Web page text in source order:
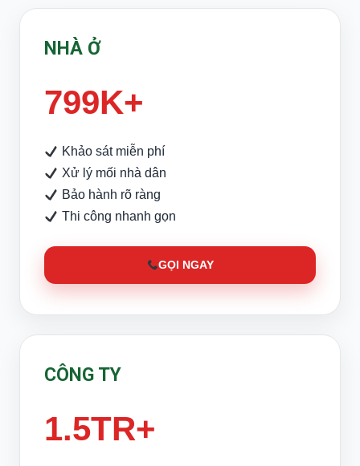
NHÀ Ở
799K+
Khảo sát miễn phí
Xử lý mối nhà dân
Bảo hành rõ ràng
Thi công nhanh gọn
GỌI NGAY
CÔNG TY
1.5TR+